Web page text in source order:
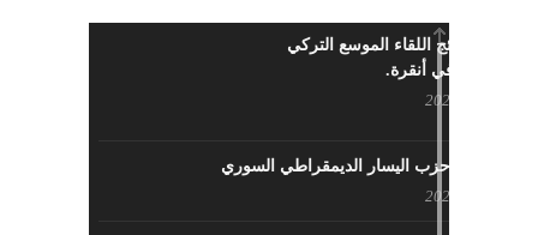
ما هي نتائج اللقاء الموسع التركي
السوري في أنقرة.
نشاطات حزب اليسار الديمقراطي السوري